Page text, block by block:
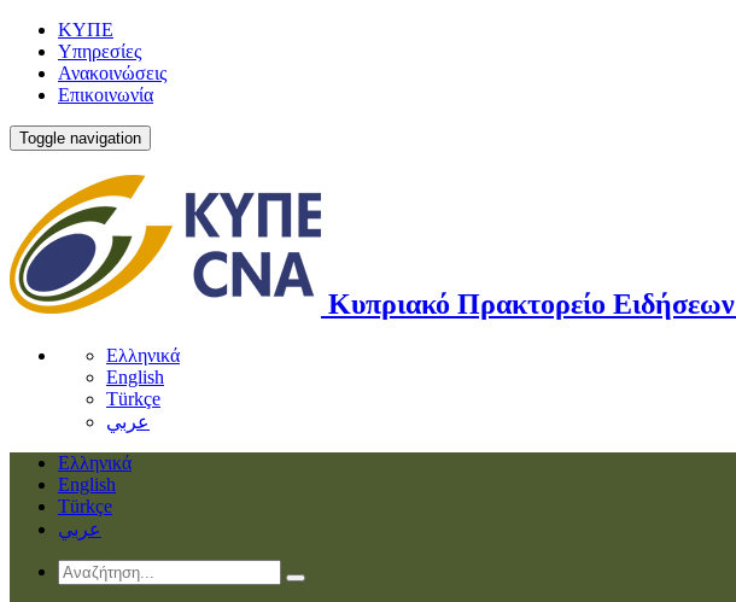
ΚΥΠΕ
Υπηρεσίες
Ανακοινώσεις
Επικοινωνία
Toggle navigation
Κυπριακό Πρακτορείο Ειδήσεων
Ελληνικά
English
Türkçe
عربي
Ελληνικά
English
Türkçe
عربي